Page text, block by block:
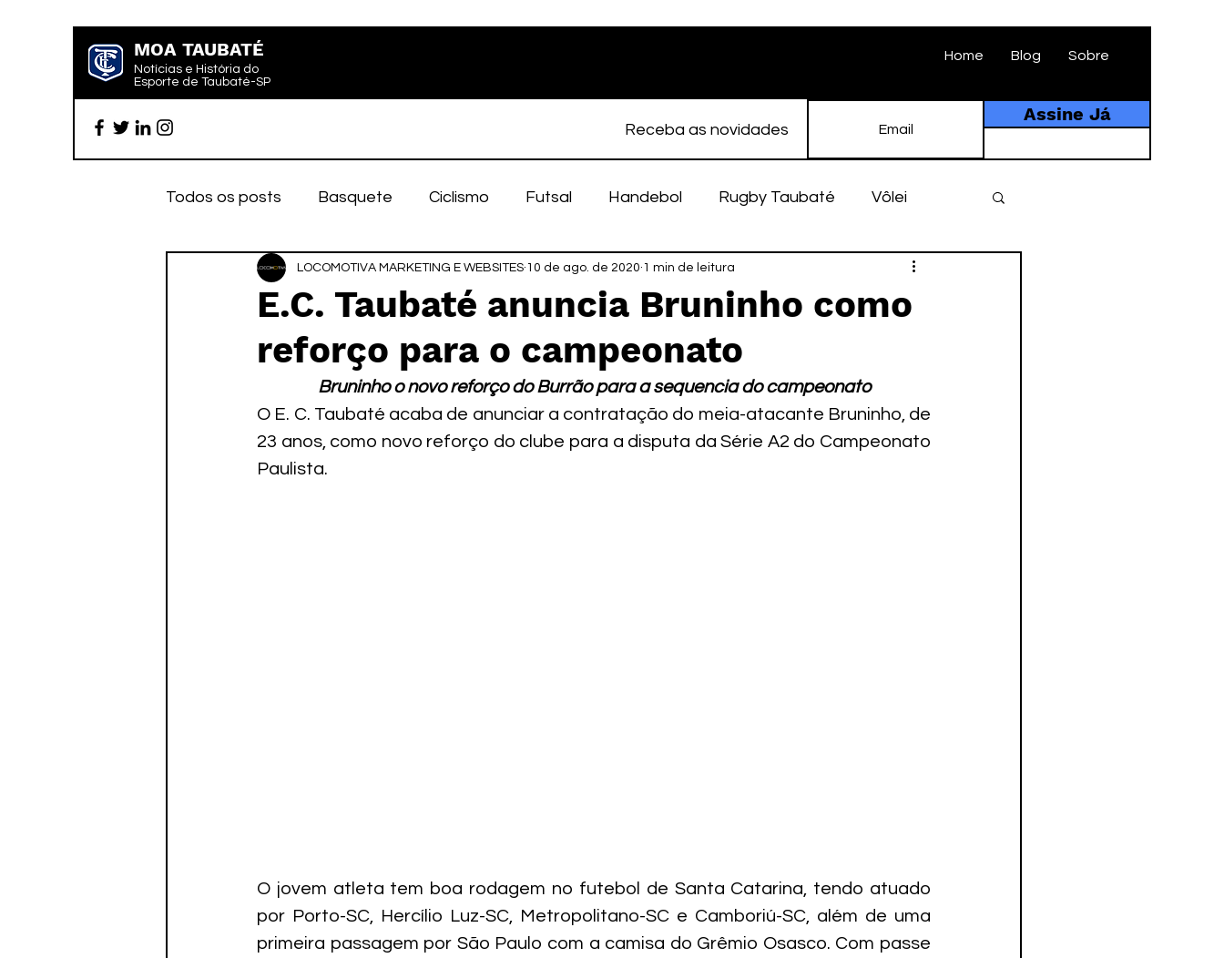
MOA TAUBATÉ
Notícias e História do
Esporte de Taubaté-SP
Home Blog Sobre
Receba as novidades
Assine Já
Todos os posts Basquete Ciclismo Futsal Handebol Rugby Taubaté Vôlei
Futebol profissional Esporte Feminino Atletismo EC Taubaté História
Categoria de base Paralímpico Taubaté Fut7 Rugby Fut7
Paratletismo
E.C. Taubaté anuncia Bruninho como
reforço para o campeonato
LOCOMOTIVA MARKETING E WEBSITES 10 de ago. de 2020 1 min de leitura
Bruninho o novo reforço do Burrão para a sequencia do campeonato
O E. C. Taubaté acaba de anunciar a contratação do meia-atacante Bruninho, de
23 anos, como novo reforço do clube para a disputa da Série A2 do Campeonato
Paulista.
O jovem atleta tem boa rodagem no futebol de Santa Catarina, tendo atuado
por Porto-SC, Hercílio Luz-SC, Metropolitano-SC e Camboriú-SC, além de uma
primeira passagem por São Paulo com a camisa do Grêmio Osasco. Com passe